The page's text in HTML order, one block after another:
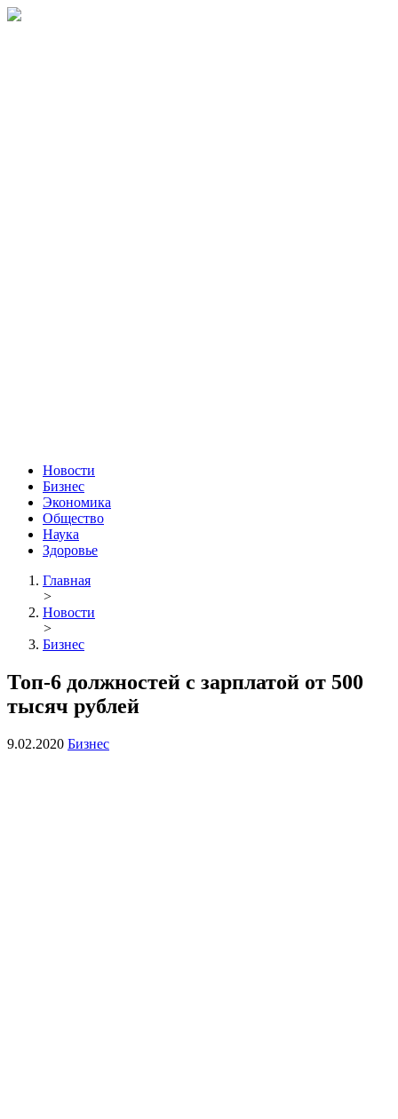
Новости
Бизнес
Экономика
Общество
Наука
Здоровье
Главная
>
Новости
>
Бизнес
Топ-6 должностей с зарплатой от 500
тысяч рублей
9.02.2020 Бизнес